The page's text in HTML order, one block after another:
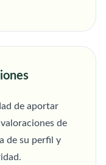
de aportar
de
de su perfil y